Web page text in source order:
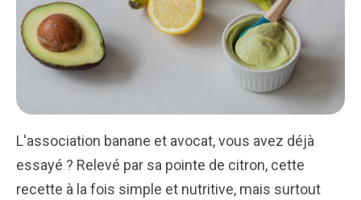
L'association banane et avocat, vous avez déjà
essayé ? Relevé par sa pointe de citron, cette
recette à la fois simple et nutritive, mais surtout